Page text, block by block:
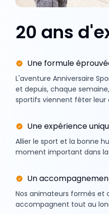
20 ans
Une formule
L'aventure Anniversaire
et depuis, chaque
sportifs viennent fêter leur
Une expérience
Allier le sport et la bonne
moment important dans
Un
Nos animateurs formés et
accompagnent tout au